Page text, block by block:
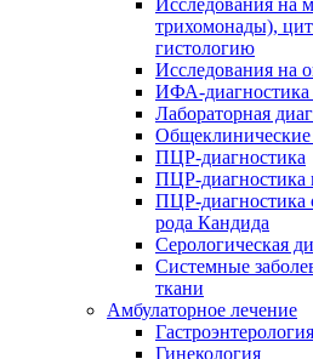
Исследования на
трихомонады),
гистологию
Исследования на
ИФА-
Лабораторная
Общеклинические
ПЦР-диагностика
ПЦР-диагностика
ПЦР-диагностика
рода Кандида
Серологическая
Системные
ткани
Амбулаторное лечение
Гастроэнтерология
Гинекология